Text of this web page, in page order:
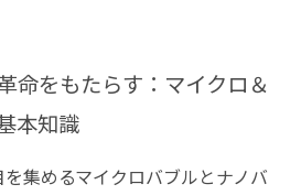
命をもたらす：マイクロ＆
本知識
集めるマイクロバブルとナノバ